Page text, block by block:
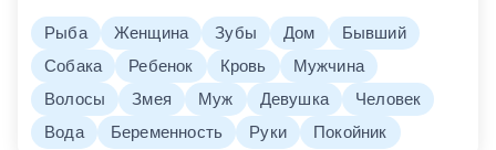
Рыба Женщина Зубы Дом
Бывший
Собака
Ребенок Кровь
Мужчина
Волосы
Змея Муж Девушка
Человек
Вода
Беременность Руки Покойник